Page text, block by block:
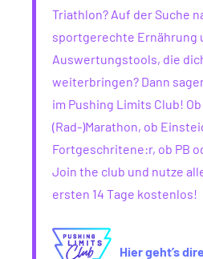
Triathlon? Auf der Suche
sportgerechte Ernährung
Auswertungstools, die
weiterbringen? Dann
im Pushing Limits Club!
(Rad-)Marathon, ob
Fortgeschritene:r, ob PB
Join the club und nutze
ersten 14 Tage kostenlos!
Hier geht’s